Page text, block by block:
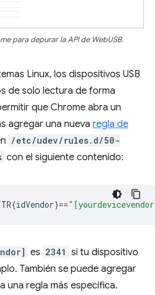
para depurar la API de WebUSB.
Linux, los dispositivos USB
de solo lectura de forma
que Chrome abra un
agregar una nueva regla de
/etc/udev/rules.d/50-
con el siguiente contenido:
==
es 2341 si tu dispositivo
También se puede agregar
una regla más específica.